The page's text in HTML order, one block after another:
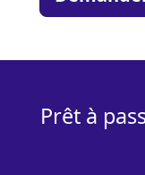
Prêt à